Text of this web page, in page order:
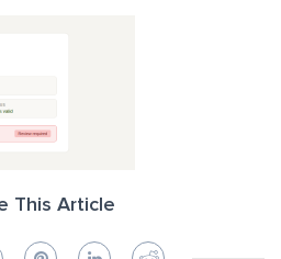
This Article